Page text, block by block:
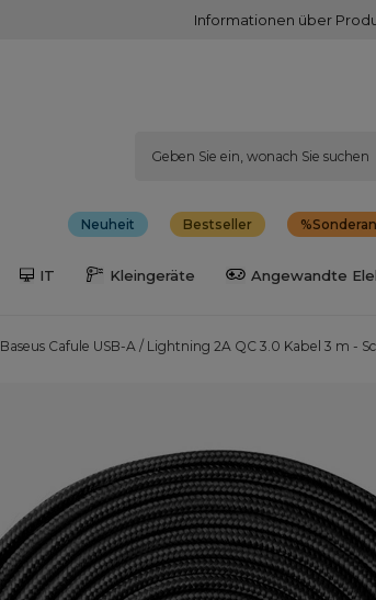
Informationen über
Neuheit Bestseller
IT Kleingeräte Angewandte
Baseus Cafule USB-A / Lightning 2A QC 3.0 Kabel 3 m -